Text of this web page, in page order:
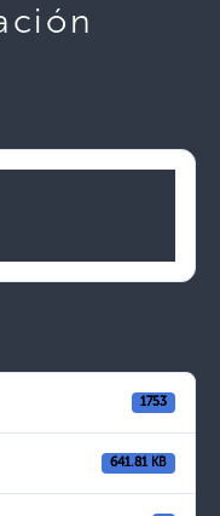
1753
641.81 KB